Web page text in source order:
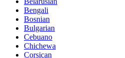
Bengali
Bosnian
Bulgarian
Cebuano
Chichewa
Corsican